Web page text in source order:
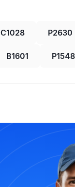
C1028 P2630
B1601 P1548